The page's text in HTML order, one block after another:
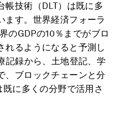
帳技術（DLT）は既に多
ます。世界経済フォーラ
のGDPの10％までがブロ
れるようになると予測し
記録から、土地登記、学
、ブロックチェーンと分
に多くの分野で活用さ